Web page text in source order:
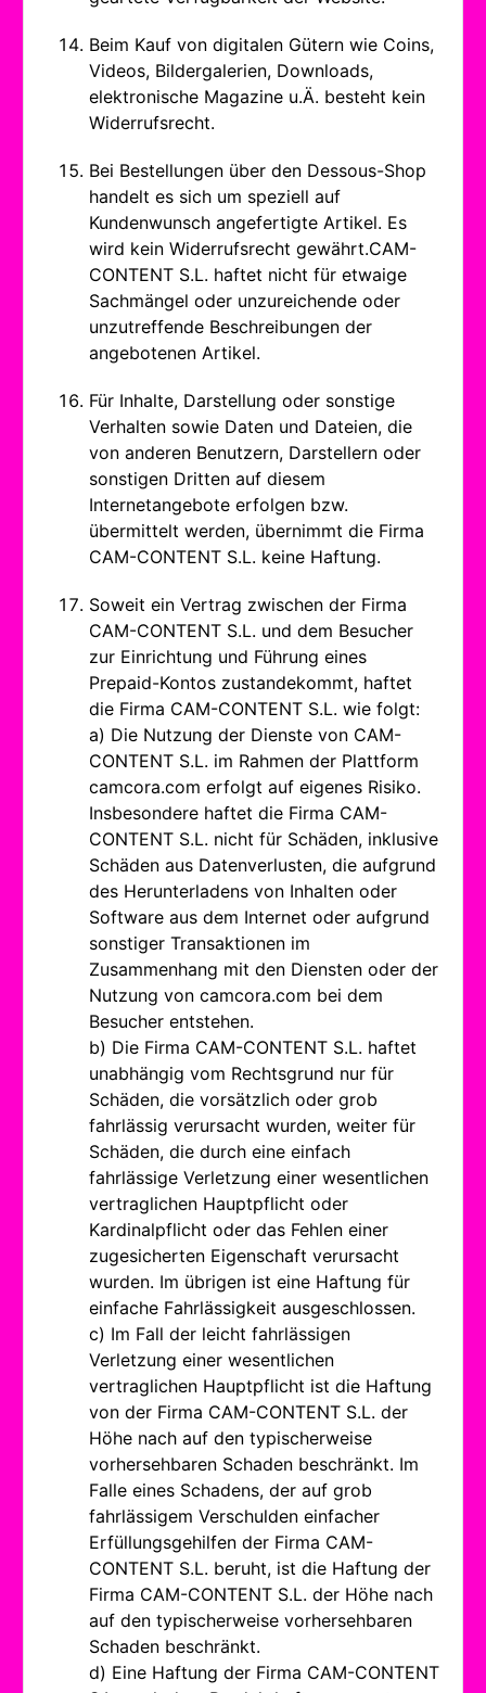
Beim Kauf von digitalen Gütern wie Coins,
Videos, Bildergalerien, Downloads,
elektronische Magazine u.Ä. besteht kein
Widerrufsrecht.
Bei Bestellungen über den Dessous-Shop
handelt es sich um speziell auf
Kundenwunsch angefertigte Artikel. Es
wird kein Widerrufsrecht gewährt.CAM-
CONTENT S.L. haftet nicht für etwaige
Sachmängel oder unzureichende oder
unzutreffende Beschreibungen der
angebotenen Artikel.
Für Inhalte, Darstellung oder sonstige
Verhalten sowie Daten und Dateien, die
von anderen Benutzern, Darstellern oder
sonstigen Dritten auf diesem
Internetangebote erfolgen bzw.
übermittelt werden, übernimmt die Firma
CAM-CONTENT S.L. keine Haftung.
Soweit ein Vertrag zwischen der Firma
CAM-CONTENT S.L. und dem Besucher
zur Einrichtung und Führung eines
Prepaid-Kontos zustandekommt, haftet
die Firma CAM-CONTENT S.L. wie folgt:
a) Die Nutzung der Dienste von CAM-
CONTENT S.L. im Rahmen der Plattform
camcora.com erfolgt auf eigenes Risiko.
Insbesondere haftet die Firma CAM-
CONTENT S.L. nicht für Schäden, inklusive
Schäden aus Datenverlusten, die aufgrund
des Herunterladens von Inhalten oder
Software aus dem Internet oder aufgrund
sonstiger Transaktionen im
Zusammenhang mit den Diensten oder der
Nutzung von camcora.com bei dem
Besucher entstehen.
b) Die Firma CAM-CONTENT S.L. haftet
unabhängig vom Rechtsgrund nur für
Schäden, die vorsätzlich oder grob
fahrlässig verursacht wurden, weiter für
Schäden, die durch eine einfach
fahrlässige Verletzung einer wesentlichen
vertraglichen Hauptpflicht oder
Kardinalpflicht oder das Fehlen einer
zugesicherten Eigenschaft verursacht
wurden. Im übrigen ist eine Haftung für
einfache Fahrlässigkeit ausgeschlossen.
c) Im Fall der leicht fahrlässigen
Verletzung einer wesentlichen
vertraglichen Hauptpflicht ist die Haftung
von der Firma CAM-CONTENT S.L. der
Höhe nach auf den typischerweise
vorhersehbaren Schaden beschränkt. Im
Falle eines Schadens, der auf grob
fahrlässigem Verschulden einfacher
Erfüllungsgehilfen der Firma CAM-
CONTENT S.L. beruht, ist die Haftung der
Firma CAM-CONTENT S.L. der Höhe nach
auf den typischerweise vorhersehbaren
Schaden beschränkt.
d) Eine Haftung der Firma CAM-CONTENT